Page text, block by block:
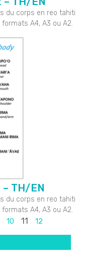
du corps en reo tahiti
A4, A3 ou A2.
– TH/EN
du corps en reo tahiti
A4, A3 ou A2.
10 11 12